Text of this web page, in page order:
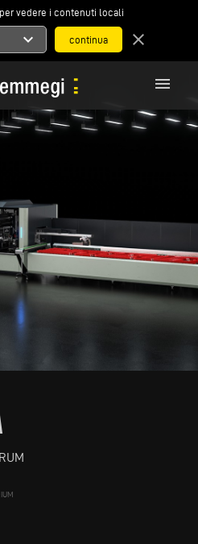
vedere i contenuti locali
expand_more close
menu